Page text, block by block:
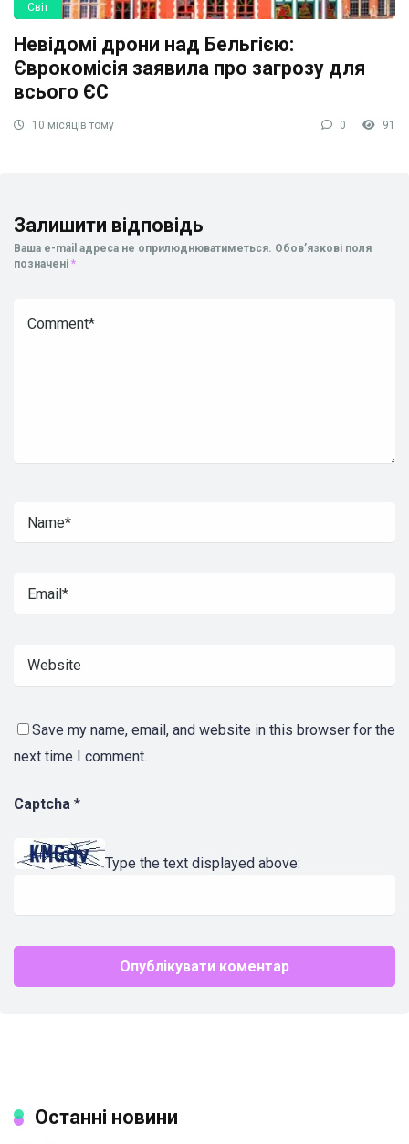
Світ
Невідомі дрони над Бельгією:
Єврокомісія заявила про загрозу для
всього ЄС
10 місяців тому 0 91
Залишити відповідь
Ваша e-mail адреса не оприлюднюватиметься. Обов’язкові поля
позначені *
Save my name, email, and website in this browser for the
next time I comment.
Captcha *
Type the text displayed above:
Останні новини